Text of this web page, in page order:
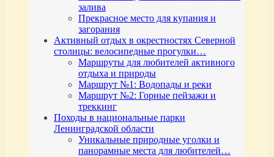
залива
Прекрасное место для купания и
загорания
Активный отдых в окрестностях Северной
столицы: велосипедные прогулки…
Маршруты для любителей активного
отдыха и природы
Маршрут №1: Водопады и реки
Маршрут №2: Горные пейзажи и
треккинг
Походы в национальные парки
Ленинградской области
Уникальные природные уголки и
панорамные места для любителей…